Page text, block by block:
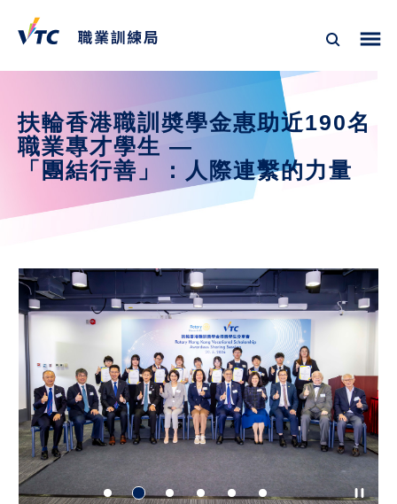
扶輪香港職訓奬學金惠助近190名
職業專才學生 —
「團結行善」：人際連繫的力量